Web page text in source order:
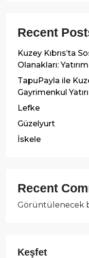
Recent
Kuzey Kıbrıs’ta
Olanakları:
TapuPayla ile
Gayrimenkul
Lefke
Güzelyurt
İskele
Recent
Görüntülenecek